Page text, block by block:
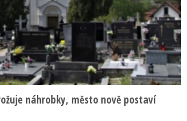
náhrobky, město nově postaví